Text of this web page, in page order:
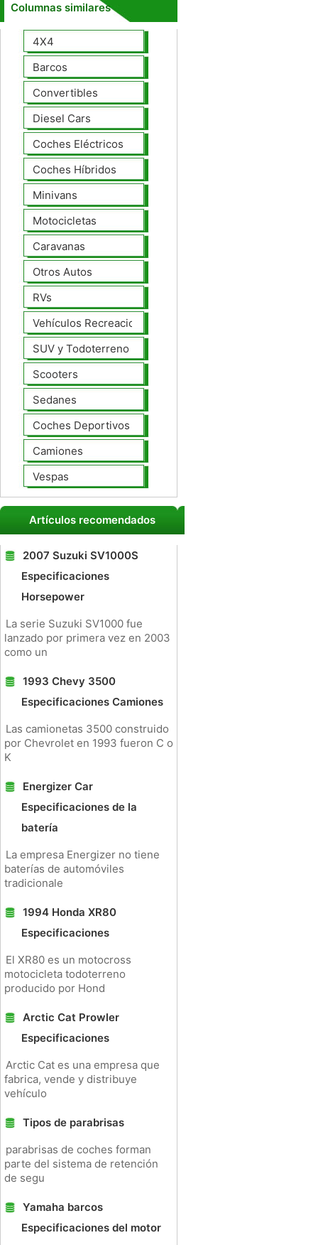
Columnas similares
4X4
Barcos
Convertibles
Diesel Cars
Coches Eléctricos
Coches Híbridos
Minivans
Motocicletas
Caravanas
Otros Autos
RVs
Vehículos Recreacionales
SUV y Todoterreno
Scooters
Sedanes
Coches Deportivos
Camiones
Vespas
Artículos recomendados
2007 Suzuki SV1000S
Especificaciones
Horsepower
La serie Suzuki SV1000 fue
lanzado por primera vez en 2003
como un
1993 Chevy 3500
Especificaciones Camiones
Las camionetas 3500 construido
por Chevrolet en 1993 fueron C o
K
Energizer Car
Especificaciones de la
batería
La empresa Energizer no tiene
baterías de automóviles
tradicionale
1994 Honda XR80
Especificaciones
El XR80 es un motocross
motocicleta todoterreno
producido por Hond
Arctic Cat Prowler
Especificaciones
Arctic Cat es una empresa que
fabrica, vende y distribuye
vehículo
Tipos de parabrisas
parabrisas de coches forman
parte del sistema de retención
de segu
Yamaha barcos
Especificaciones del motor